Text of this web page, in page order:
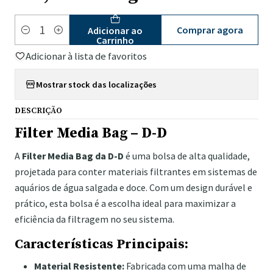
Quantidade
Adicionar ao
Carrinho
Comprar agora
Adicionar à lista de favoritos
Mostrar stock das localizações
DESCRIÇÃO
Filter Media Bag – D-D
A Filter Media Bag da D-D é uma bolsa de alta qualidade,
projetada para conter materiais filtrantes em sistemas de
aquários de água salgada e doce. Com um design durável e
prático, esta bolsa é a escolha ideal para maximizar a
eficiência da filtragem no seu sistema.
Características Principais:
Material Resistente: Fabricada com uma malha de